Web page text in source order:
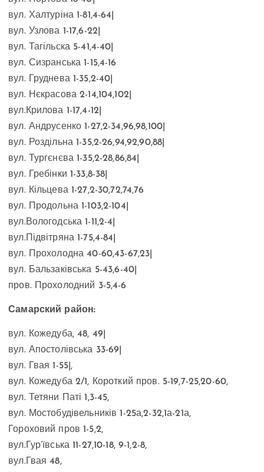
вул. Халтуріна 1-81,4-64|
вул. Узлова 1-17,6-22|
вул. Тагільска 5-41,4-40|
вул. Сизранська 1-15,4-16
вул. Груднева 1-35,2-40|
вул. Нєкрасова 2-14,104,102|
вул.Крилова 1-17,4-12|
вул. Андрусенко 1-27,2-34,96,98,100|
вул. Роздільна 1-35,2-26,94,92,90,88|
вул. Тургєнєва 1-35,2-28,86,84|
вул. Гребінки 1-33,8-38|
вул. Кільцева 1-27,2-30,72,74,76
вул. Продольна 1-103,2-104|
вул.Вологодська 1-11,2-4|
вул.Підвітряна 1-75,4-84|
вул. Прохолодна 40-60,43-67,23|
вул. Бальзаківська 5-43,6-40|
пров. Прохолодний 3-5,4-6
Самарский район:
вул. Кожедуба, 48, 49|
вул. Апостолівська 33-69|
вул. Гвая 1-55|,
вул. Кожедуба 2/1, Короткий пров. 5-19,7-25,20-60,
вул. Тетяни Паті 1,3-45,
вул. Мостобудівельників 1-25а,2-32,1а-21а,
Гороховий пров 1-5,2,
вул.Гур’ївська 11-27,10-18, 9-1,2-8,
вул.Гвая 48,